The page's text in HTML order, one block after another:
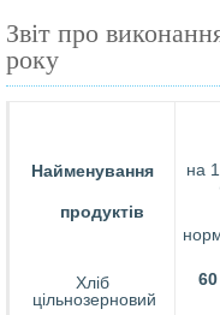
Звіт про
року
Найменування
продуктів
на
Хліб
цільнозерновий
60